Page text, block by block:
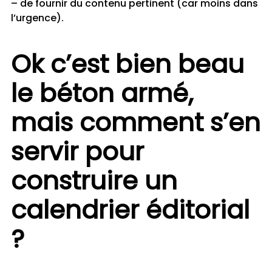
– de fournir du contenu pertinent (car moins dans
l’urgence).
Ok c’est bien beau
le béton armé,
mais comment s’en
servir pour
construire un
calendrier éditorial
?